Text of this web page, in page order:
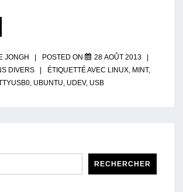
JONGH POSTED ON
28 AOÛT 2013
DIVERS ÉTIQUETTÉ AVEC LINUX, MINT,
, UBUNTU, UDEV, USB
RECHERCHER